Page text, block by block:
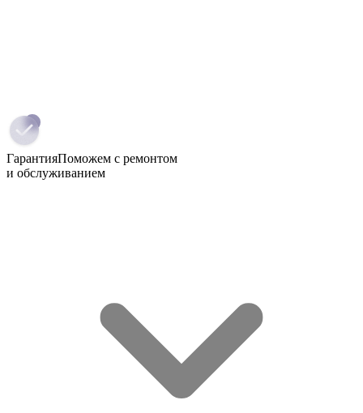
ГарантияПоможем с ремонтом
и обслуживанием